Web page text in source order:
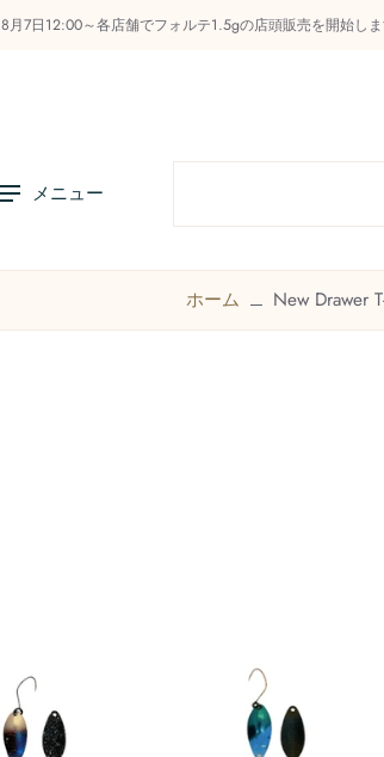
8月7日12:00～各店舗でフォルテ1.5gの店頭販売を開始し
メニュー
お知らせ 管釣り知識庫
ホーム New Drawer